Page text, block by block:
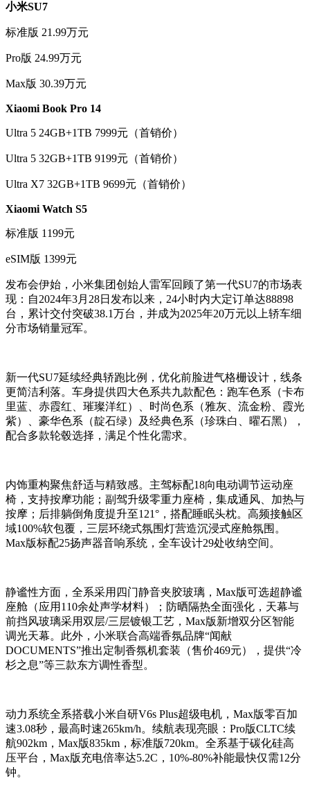
小米SU7
标准版 21.99万元
Pro版 24.99万元
Max版 30.39万元
Xiaomi Book Pro 14
Ultra 5 24GB+1TB 7999元（首销价）
Ultra 5 32GB+1TB 9199元（首销价）
Ultra X7 32GB+1TB 9699元（首销价）
Xiaomi Watch S5
标准版 1199元
eSIM版 1399元
发布会伊始，小米集团创始人雷军回顾了第一代SU7的市场表
现：自2024年3月28日发布以来，24小时内大定订单达88898
台，累计交付突破38.1万台，并成为2025年20万元以上轿车细
分市场销量冠军。
新一代SU7延续经典轿跑比例，优化前脸进气格栅设计，线条
更简洁利落。车身提供四大色系共九款配色：跑车色系（卡布
里蓝、赤霞红、璀璨洋红）、时尚色系（雅灰、流金粉、霞光
紫）、豪华色系（靛石绿）及经典色系（珍珠白、曜石黑），
配合多款轮毂选择，满足个性化需求。
内饰重构聚焦舒适与精致感。主驾标配18向电动调节运动座
椅，支持按摩功能；副驾升级零重力座椅，集成通风、加热与
按摩；后排躺倒角度提升至121°，搭配睡眠头枕。高频接触区
域100%软包覆，三层环绕式氛围灯营造沉浸式座舱氛围。
Max版标配25扬声器音响系统，全车设计29处收纳空间。
静谧性方面，全系采用四门静音夹胶玻璃，Max版可选超静谧
座舱（应用110余处声学材料）；防晒隔热全面强化，天幕与
前挡风玻璃采用双层/三层镀银工艺，Max版新增双分区智能
调光天幕。此外，小米联合高端香氛品牌“闻献
DOCUMENTS”推出定制香氛机套装（售价469元），提供“冷
杉之息”等三款东方调性香型。
动力系统全系搭载小米自研V6s Plus超级电机，Max版零百加
速3.08秒，最高时速265km/h。续航表现亮眼：Pro版CLTC续
航902km，Max版835km，标准版720km。全系基于碳化硅高
压平台，Max版充电倍率达5.2C，10%-80%补能最快仅需12分
钟。